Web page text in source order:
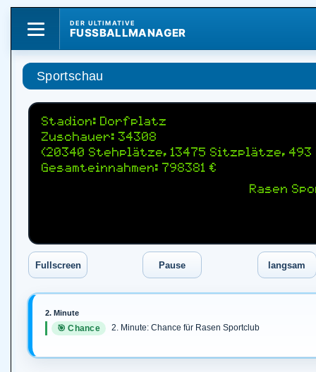
DER ULTIMATIVE
FUSSBALLMANAGER
Sportschau
Stadion: Dorfplatz
Zuschauer: 34308
(20340 Stehplätze, 13475 Sitzplätze,
Gesamteinnahmen: 798381 €
Rasen
2. Minute
🎯 Chance 2. Minute: Chance für Rasen Sportclub